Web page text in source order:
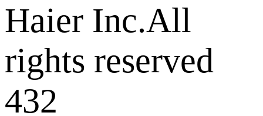
Haier Inc.All
rights reserved
432